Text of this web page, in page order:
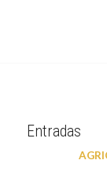
Entradas